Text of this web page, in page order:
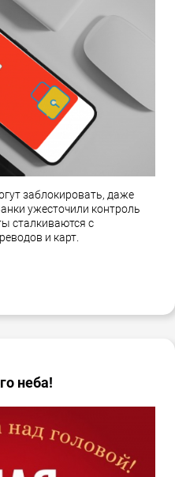
заблокировать, даже
ужесточили контроль
сталкиваются с
и карт.
неба!